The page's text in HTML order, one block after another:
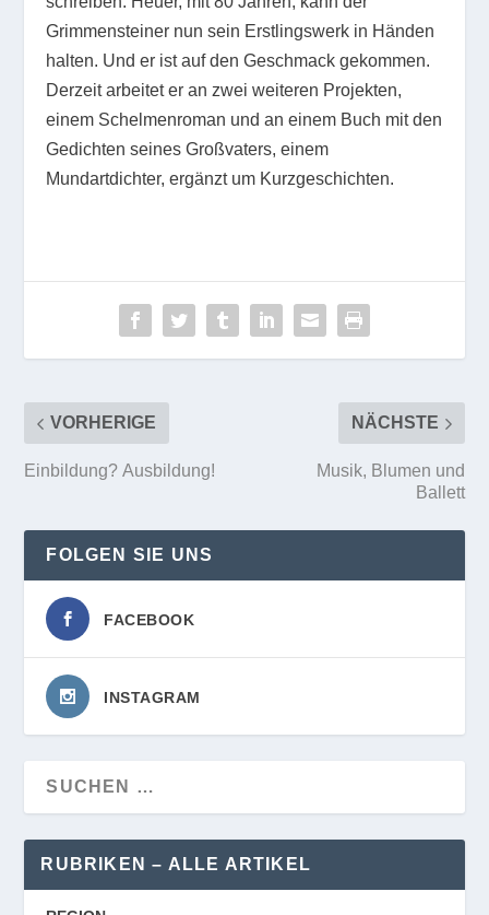
Grimmensteiner nun sein Erstlingswerk in Händen
halten. Und er ist auf den Geschmack gekommen.
Derzeit arbeitet er an zwei weiteren Projekten,
einem Schelmenroman und an einem Buch mit den
Gedichten seines Großvaters, einem
Mundartdichter, ergänzt um Kurzgeschichten.
VORHERIGE
Einbildung? Ausbildung!
NÄCHSTE
Musik, Blumen und
Ballett
FOLGEN SIE UNS
FACEBOOK
INSTAGRAM
RUBRIKEN – ALLE ARTIKEL